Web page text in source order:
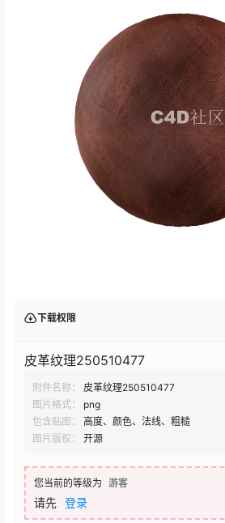
下载权限
皮革纹理250510477
附件名称：
皮革纹理250510477
图片格式：
png
包含贴图：
高度、颜色、法线、粗糙
图片版权：
开源
您当前的等级为 游客
请先 登录